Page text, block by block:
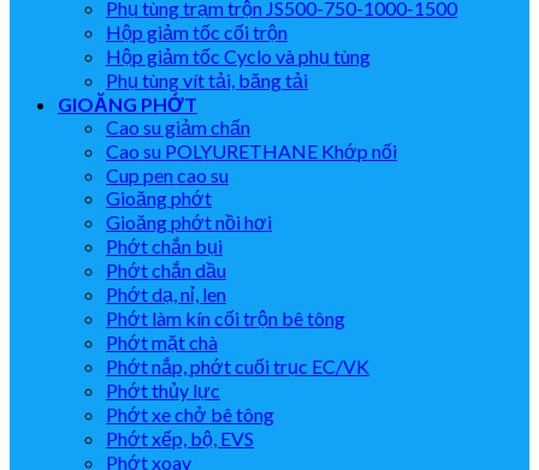
Phụ tùng trạm trộn JS500-750-1000-1500
Hộp giảm tốc cối trộn
Hộp giảm tốc Cyclo và phụ tùng
Phụ tùng vít tải, băng tải
GIOĂNG PHỚT
Cao su giảm chấn
Cao su POLYURETHANE Khớp nối
Cup pen cao su
Gioăng phớt
Gioăng phớt nồi hơi
Phớt chắn bụi
Phớt chắn dầu
Phớt dạ, nỉ, len
Phớt làm kín cối trộn bê tông
Phớt mặt chà
Phớt nắp, phớt cuối trục EC/VK
Phớt thủy lực
Phớt xe chở bê tông
Phớt xếp, bộ, EVS
Phớt xoay